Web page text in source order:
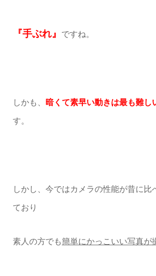
『手ぶれ』 ですね。
しかも、 暗くて素早い動きは最も難し
す。
しかし、今ではカメラの性能が昔に比
ており
素人の方でも簡単にかっこいい写真が